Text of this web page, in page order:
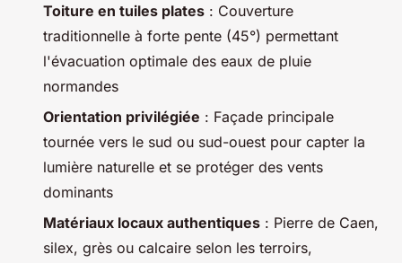
Toiture en tuiles plates : Couverture
traditionnelle à forte pente (45°) permettant
l'évacuation optimale des eaux de pluie
normandes
Orientation privilégiée : Façade principale
tournée vers le sud ou sud-ouest pour capter la
lumière naturelle et se protéger des vents
dominants
Matériaux locaux authentiques : Pierre de Caen,
silex, grès ou calcaire selon les terroirs,